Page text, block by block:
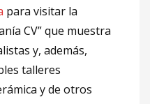
para visitar la
CV” que muestra
y, además,
talleres
y de otros